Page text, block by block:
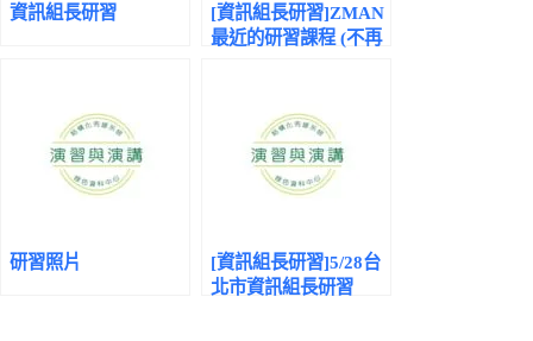
資訊組長研習
[資訊組長研習]ZMAN
最近的研習課程 (不再
研習照片
[資訊組長研習]5/28台
北市資訊組長研習